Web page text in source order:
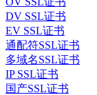
DV SSL证书
EV SSL证书
通配符SSL证书
多域名SSL证书
IP SSL证书
国产SSL证书